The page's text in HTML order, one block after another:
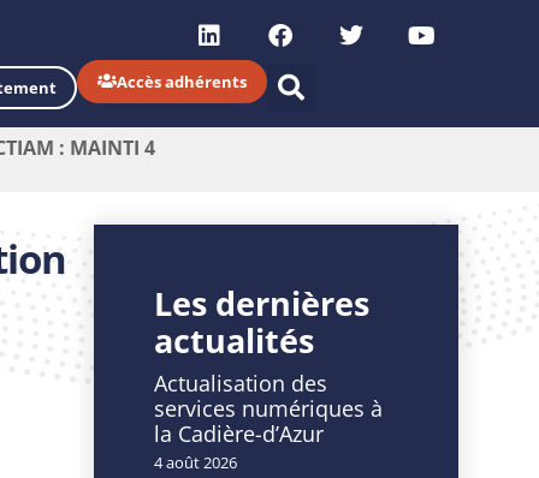
Accès adhérents
: MAINTI 4
Les dernières
actualités
Actualisation des
services numériques à
la Cadière-d’Azur
4 août 2026